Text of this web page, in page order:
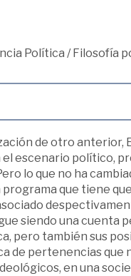
Política / Filosofía
de otro anterior,
escenario político,
lo que no ha
que tiene
siendo una cuenta
pero también sus
de pertenencias que
en una